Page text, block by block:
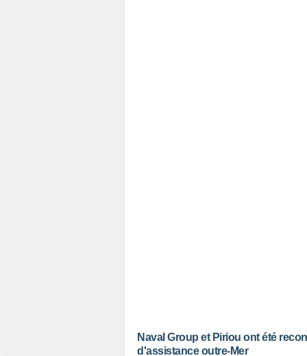
Naval Group et Piriou ont été
d'assistance outre-Mer